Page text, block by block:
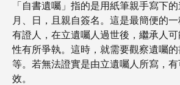
「自書遺囑」指的是用紙筆親手寫下的
月、日，且親自簽名。這是最簡便的
有證人，在立遺囑人過世後，繼承人
性有所爭執。這時，就需要觀察遺囑
等。若無法證實是由立遺囑人所寫，
效。